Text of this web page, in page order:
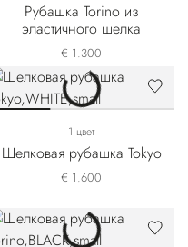
Рубашка Torino из
эластичного шелка
€ 1.300
1 цвет
Шелковая рубашка Tokyo
€ 1.600